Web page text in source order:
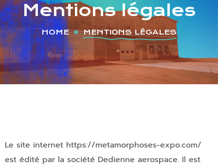
Mentions légales
HOME MENTIONS LÉGALES
Le site internet https://metamorphoses-expo.com/
est édité par la société Dedienne aerospace. Il est